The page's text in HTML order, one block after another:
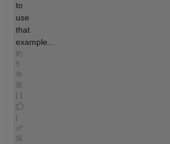
to
use
that
example...
約
5
年
前
| 1
採